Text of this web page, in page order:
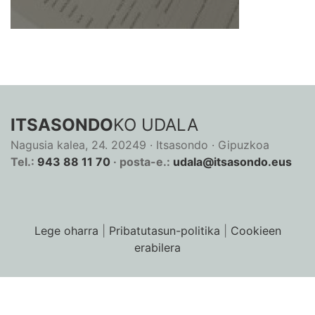
ITSASONDOKO UDALA
Nagusia kalea, 24. 20249 · Itsasondo · Gipuzkoa
Tel.: 943 88 11 70 · posta-e.: udala@itsasondo.eus
Lege oharra Pribatutasun-politika
Cookieen
erabilera